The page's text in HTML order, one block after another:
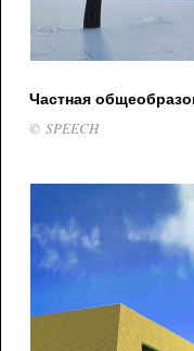
Частная
© SPEECH